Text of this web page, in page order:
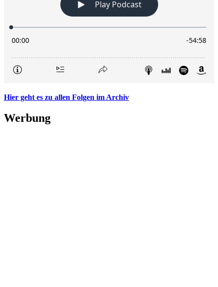
Hier geht es zu allen Folgen im Archiv
Werbung